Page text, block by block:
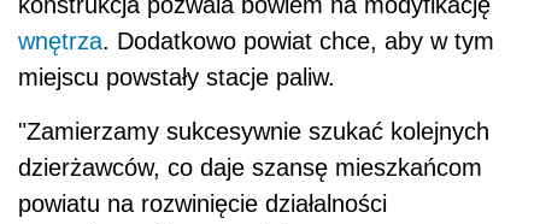
konstrukcja pozwala bowiem na modyfikację
wnętrza. Dodatkowo powiat chce, aby w tym
miejscu powstały stacje paliw.
"Zamierzamy sukcesywnie szukać kolejnych
dzierżawców, co daje szansę mieszkańcom
powiatu na rozwinięcie działalności